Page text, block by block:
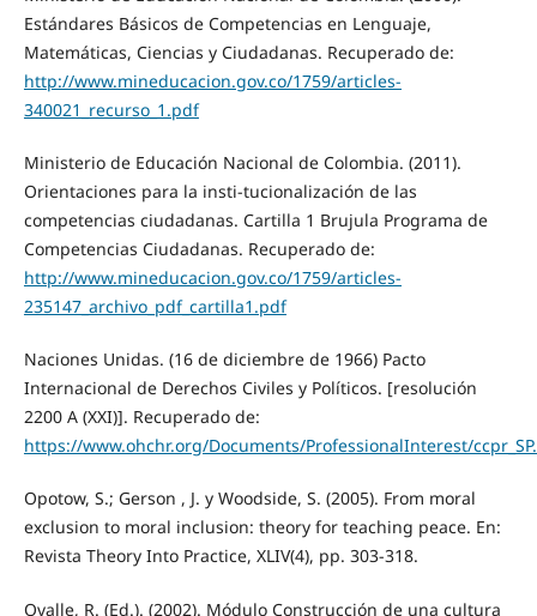
Estándares Básicos de Competencias en Lenguaje,
Matemáticas, Ciencias y Ciudadanas. Recuperado de:
http://www.mineducacion.gov.co/1759/articles-
340021_recurso_1.pdf
Ministerio de Educación Nacional de Colombia. (2011).
Orientaciones para la insti-tucionalización de las
competencias ciudadanas. Cartilla 1 Brujula Programa de
Competencias Ciudadanas. Recuperado de:
http://www.mineducacion.gov.co/1759/articles-
235147_archivo_pdf_cartilla1.pdf
Naciones Unidas. (16 de diciembre de 1966) Pacto
Internacional de Derechos Civiles y Políticos. [resolución
2200 A (XXI)]. Recuperado de:
https://www.ohchr.org/Documents/ProfessionalInterest/
Opotow, S.; Gerson , J. y Woodside, S. (2005). From moral
exclusion to moral inclusion: theory for teaching peace. En:
Revista Theory Into Practice, XLIV(4), pp. 303-318.
Ovalle, R. (Ed.). (2002). Módulo Construcción de una cultura